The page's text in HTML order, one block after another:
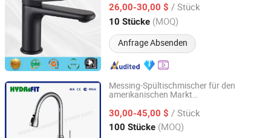
26,00-30,00 $ / Stück
10 Stücke (MOQ)
Anfrage Absenden
Guangdong, China Seit 2016
Messing-Spültischmischer für den
amerikanischen Markt
Mischwasserhahn Bleifrei Cupc
Küchenarmatur(AFT1101)
30,00-45,00 $ / Stück
100 Stücke (MOQ)
Ningbo Fit Sanitary Ware Co., Ltd.
Zhejiang, China Seit 2003